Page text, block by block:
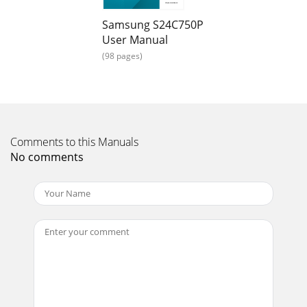
38Avota ierīces pievienošana un izmantošana22 Avota
ierīces pievienošana un izmantošanaIzšķirtspējas maiņa
Windows 7 operētājsistēmāDodieties uz izvēl
Page 34 - 2.3.2 Draivera instalēšana
NIANŠUKONFIGURĒŠANA53 Red53 Elementa Red
Blue55 Elementa B
403 Ekrāna iestatīšana3 Ekrāna iestatīšanaKonfigurējiet
Samsung S24C750P
User Manual
(98 pages)
Comments to this Manuals
No comments